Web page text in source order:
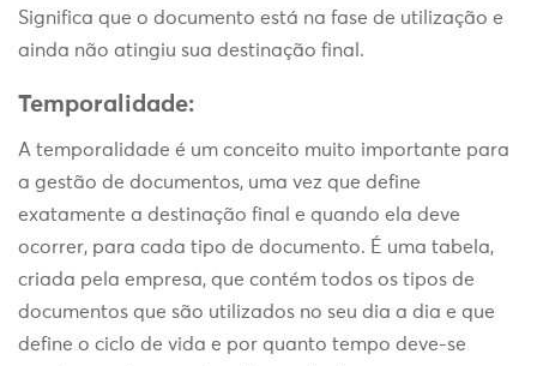
Significa que o documento está na fase de utilização e
ainda não atingiu sua destinação final.
Temporalidade:
A temporalidade é um conceito muito importante para
a gestão de documentos, uma vez que define
exatamente a destinação final e quando ela deve
ocorrer, para cada tipo de documento. É uma tabela,
criada pela empresa, que contém todos os tipos de
documentos que são utilizados no seu dia a dia e que
define o ciclo de vida e por quanto tempo deve-se